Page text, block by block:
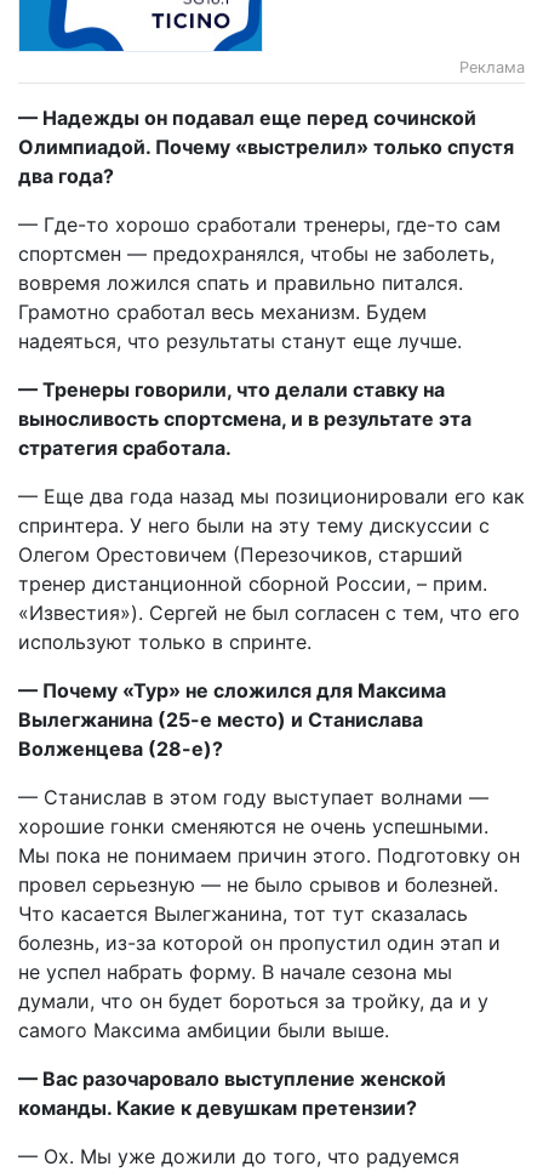
Реклама
— Надежды он подавал еще перед сочинской
Олимпиадой. Почему «выстрелил» только спустя
два года?
— Где-то хорошо сработали тренеры, где-то сам
спортсмен — предохранялся, чтобы не заболеть,
вовремя ложился спать и правильно питался.
Грамотно сработал весь механизм. Будем
надеяться, что результаты станут еще лучше.
— Тренеры говорили, что делали ставку на
выносливость спортсмена, и в результате эта
стратегия сработала.
— Еще два года назад мы позиционировали его как
спринтера. У него были на эту тему дискуссии с
Олегом Орестовичем (Перезочиков, старший
тренер дистанционной сборной России, – прим.
«Известия»). Сергей не был согласен с тем, что его
используют только в спринте.
— Почему «Тур» не сложился для Максима
Вылегжанина (25-е место) и Станислава
Волженцева (28-е)?
— Станислав в этом году выступает волнами —
хорошие гонки сменяются не очень успешными.
Мы пока не понимаем причин этого. Подготовку он
провел серьезную — не было срывов и болезней.
Что касается Вылегжанина, тот тут сказалась
болезнь, из-за которой он пропустил один этап и
не успел набрать форму. В начале сезона мы
думали, что он будет бороться за тройку, да и у
самого Максима амбиции были выше.
— Вас разочаровало выступление женской
команды. Какие к девушкам претензии?
— Ох. Мы уже дожили до того, что радуемся